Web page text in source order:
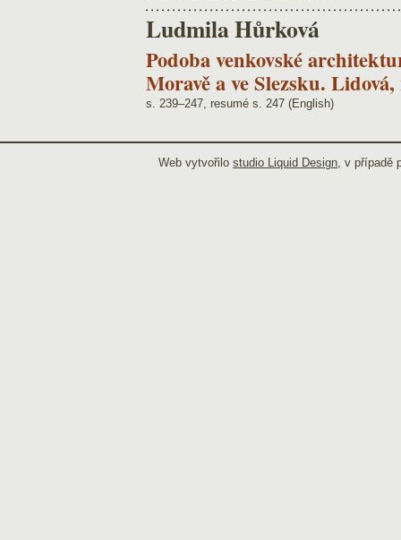
Ludmila Hůrková
Podoba venkovské
Moravě a ve Slezsku.
s. 239–247, resumé s. 247 (English)
Web vytvořilo studio Liquid Design , v